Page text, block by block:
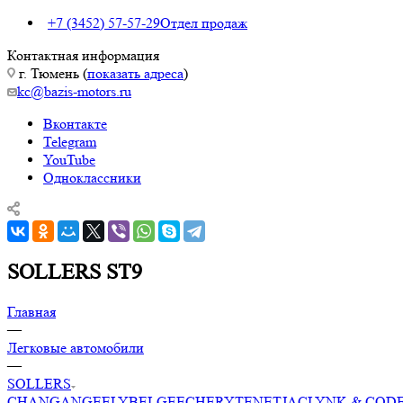
+7 (3452) 57-57-29Отдел продаж
Контактная информация
г. Тюмень (показать адреса)
kc@bazis-motors.ru
Вконтакте
Telegram
YouTube
Одноклассники
SOLLERS ST9
Главная
—
Легковые автомобили
—
SOLLERS